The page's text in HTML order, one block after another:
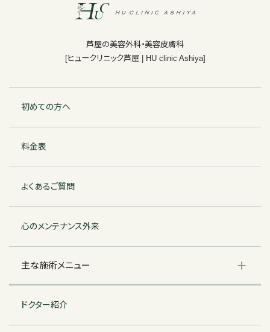
芦屋の美容外科・美容皮膚科
[ヒュークリニック芦屋 | HU clinic Ashiya]
初めての方へ
料金表
よくあるご質問
心のメンテナンス外来
主な施術メニュー
ドクター紹介